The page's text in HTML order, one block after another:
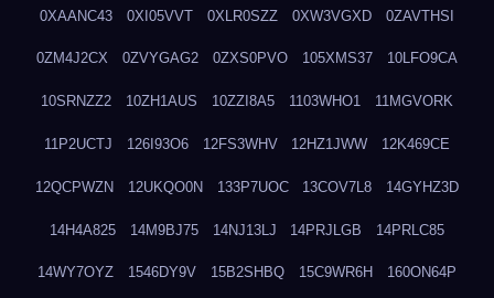
0XAANC43 0XI05VVT 0XLR0SZZ 0XW3VGXD 0ZAVTHSI
0ZM4J2CX 0ZVYGAG2 0ZXS0PVO 105XMS37 10LFO9CA
10SRNZZ2 10ZH1AUS 10ZZI8A5 1103WHO1 11MGVORK
11P2UCTJ 126I93O6 12FS3WHV 12HZ1JWW 12K469CE
12QCPWZN 12UKQO0N 133P7UOC 13COV7L8 14GYHZ3D
14H4A825 14M9BJ75 14NJ13LJ 14PRJLGB 14PRLC85
14WY7OYZ 1546DY9V 15B2SHBQ 15C9WR6H 160ON64P